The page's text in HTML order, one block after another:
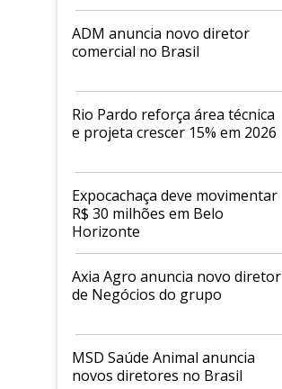
ADM anuncia novo diretor
comercial no Brasil
Rio Pardo reforça área técnica
e projeta crescer 15% em 2026
Expocachaça deve movimentar
R$ 30 milhões em Belo
Horizonte
Axia Agro anuncia novo diretor
de Negócios do grupo
MSD Saúde Animal anuncia
novos diretores no Brasil